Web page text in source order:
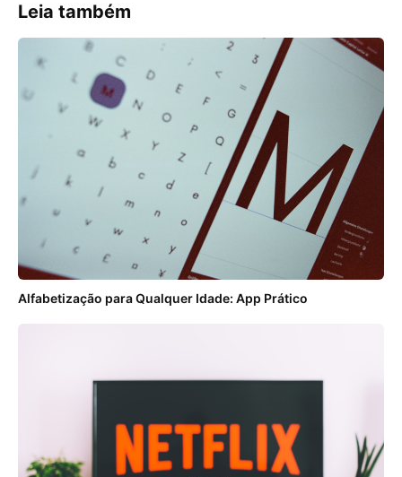
Leia também
Alfabetização para Qualquer Idade: App Prático